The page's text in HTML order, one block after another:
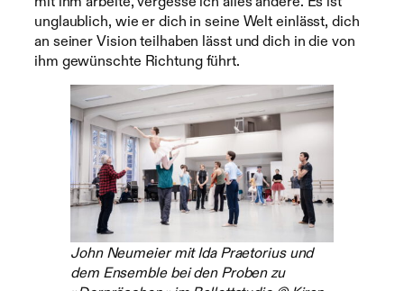
unglaublich, wie er dich in seine Welt einlässt, dich
an seiner Vision teilhaben lässt und dich in die von
ihm gewünschte Richtung führt.
John Neumeier mit Ida Praetorius und
dem Ensemble bei den Proben zu